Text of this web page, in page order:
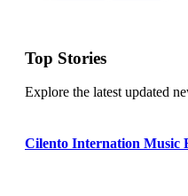
Top Stories
Explore the latest updated
Cilento Internation Music